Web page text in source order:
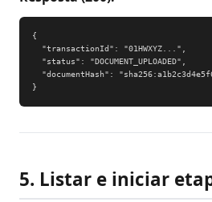
{
  "transactionId": "01HWXYZ...",
  "status": "DOCUMENT_UPLOADED",
"documentHash":
}
5. Listar e iniciar